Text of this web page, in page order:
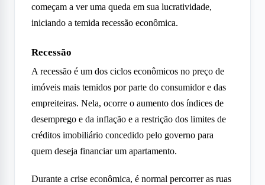
começam a ver uma queda em sua lucratividade,
iniciando a temida recessão econômica.
Recessão
A recessão é um dos ciclos econômicos no preço de
imóveis mais temidos por parte do consumidor e das
empreiteiras. Nela, ocorre o aumento dos índices de
desemprego e da inflação e a restrição dos limites de
créditos imobiliário concedido pelo governo para
quem deseja financiar um apartamento.
Durante a crise econômica, é normal percorrer as ruas